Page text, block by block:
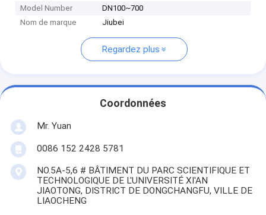
Model Number
DN100~700
Nom de marque
Jiubei
Regardez plus
Coordonnées
Mr. Yuan
0086 152 2428 5781
NO.5A-5,6 # BÂTIMENT DU PARC SCIENTIFIQUE ET
TECHNOLOGIQUE DE L'UNIVERSITÉ XI'AN
JIAOTONG, DISTRICT DE DONGCHANGFU, VILLE DE
LIAOCHENG